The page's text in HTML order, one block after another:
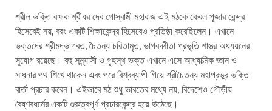
শ্রীল ভক্তি রক্ষক শ্রীধর দেব গোস্বামী মহারাজ এই মঠকে কেবল পূজার কেন্দ্র
হিসেবেই নয়, বরং একটি শিক্ষাকেন্দ্র হিসেবেও প্রতিষ্ঠা করেছিলেন। এখানে
ভক্তদের শ্রীমদ্ভাগবত, চৈতন্য চরিতামৃত, ভাগবদ্গীতা প্রভৃতি শাস্ত্র অধ্যয়নের
সুযোগ রয়েছে। বহু সন্ন্যাসী ও গৃহস্থ ভক্ত এখানে এসে আধ্যাত্মিক জ্ঞান ও
সাধনার পথ শিখে থাকেন এবং পরে বিশ্বব্যাপী গিয়ে শ্রীচৈতন্য মহাপ্রভুর ভক্তি
বার্তা প্রচার করেন। এইভাবে মঠ শুধু ভারতের মধ্যে নয়, বিদেশেও গৌড়ীয়
বৈষ্ণবধর্মের একটি গুরুত্বপূর্ণ প্রচারকেন্দ্র হয়ে উঠেছে।